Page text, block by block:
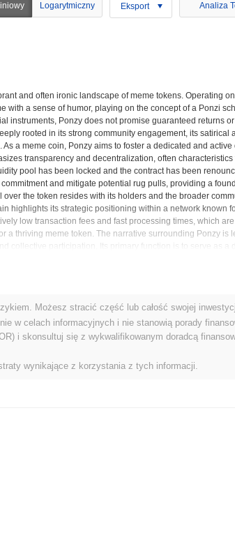
Logarytmiczny Eksport Analiza
and often ironic landscape of meme tokens. Operating
a sense of humor, playing on the concept of a Ponzi
instruments, Ponzy does not promise guaranteed returns
rooted in its strong community engagement, its satirical
a meme coin, Ponzy aims to foster a dedicated and active
transparency and decentralization, often
pool has been locked and the contract has been
and mitigate potential rug pulls, providing a
the token resides with its holders and the broader
highlights its strategic positioning within a network known
low transaction fees and fast processing times, which
a thriving meme token. The narrative surrounding Ponzy is
collective participation. Its primary function is to serve as a
the lighter, more speculative side of cryptocurrency,
buzz, and attract new participants into its ecosystem. It
decentralized finance, where the collective belief and
embodies a playful yet deliberate challenge to traditional
meme tokens.
i Spostrzeżenia Rynkowe
Możesz stracić część lub całość swojej
w celach informacyjnych i nie stanowią porady
i skonsultuj się z wykwalifikowanym doradcą
wynikające z korzystania z tych informacji.